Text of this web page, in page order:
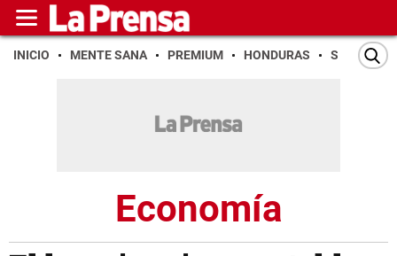
INICIO MENTE SANA PREMIUM HONDURAS SAN PEDRO
Economía